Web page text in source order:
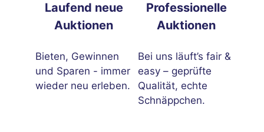
Laufend neue
Auktionen
Bieten, Gewinnen
und Sparen - immer
wieder neu erleben.
Professionelle
Auktionen
Bei uns läuft’s fair &
easy – geprüfte
Qualität, echte
Schnäppchen.